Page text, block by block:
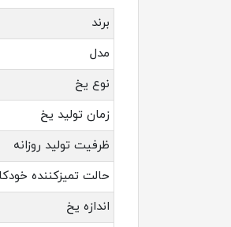
برند
مدل
نوع یخ
زمان تولید یخ
ظرفیت تولید روزانه
حالت تمیزکننده
اندازه یخ